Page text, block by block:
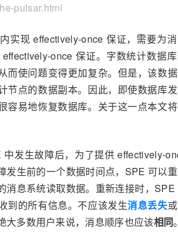
pulsar.html
实现 effectively-once 保证，需要为
once 保证。字数统计数据
而使问题变得更加复杂。但是，该数
节点的数据副本。因此，即使数据库
容易地恢复数据库。关于这一点本文
中发生故障后，为了提供 effectively-
发生前的一个数据时间点，SPE 可以
消息系统读取数据。重新连接时，SPE
到的所有信息。不应该发生消息丢失或
大多数用户来说，消息顺序也应该相同